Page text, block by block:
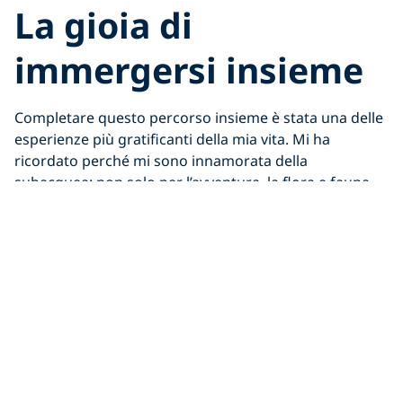
La gioia di
immergersi insieme
Completare questo percorso insieme è stata una delle
esperienze più gratificanti della mia vita. Mi ha
ricordato perché mi sono innamorata della
subacquea: non solo per l’avventura, la flora e fauna